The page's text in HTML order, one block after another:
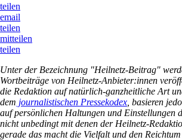
teilen
email
teilen
mitteilen
teilen
Unter der Bezeichnung "Heilnetz-Beitrag"
Wortbeiträge von Heilnetz-Anbieter:innen
die Redaktion auf natürlich-ganzheitliche Art
dem journalistischen Pressekodex , basieren
auf persönlichen Haltungen und Einstellungen
nicht unbedingt mit denen der Heilnetz-
gerade das macht die Vielfalt und den Reichtum